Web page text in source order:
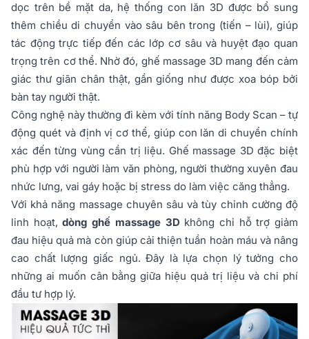
dọc trên bề mặt da, hệ thống con lăn 3D được bổ sung
thêm chiều di chuyển vào sâu bên trong (tiến – lùi), giúp
tác động trực tiếp đến các lớp cơ sâu và huyệt đạo quan
trọng trên cơ thể. Nhờ đó, ghế massage 3D mang đến cảm
giác thư giãn chân thật, gần giống như được xoa bóp bởi
bàn tay người thật.
Công nghệ này thường đi kèm với tính năng Body Scan – tự
động quét và định vị cơ thể, giúp con lăn di chuyển chính
xác đến từng vùng cần trị liệu. Ghế massage 3D đặc biệt
phù hợp với người làm văn phòng, người thường xuyên đau
nhức lưng, vai gáy hoặc bị stress do làm việc căng thẳng.
Với khả năng massage chuyên sâu và tùy chỉnh cường độ
linh hoạt,dòng ghế massage 3D không chỉ hỗ trợ giảm
đau hiệu quả mà còn giúp cải thiện tuần hoàn máu và nâng
cao chất lượng giấc ngủ. Đây là lựa chọn lý tưởng cho
những ai muốn cân bằng giữa hiệu quả trị liệu và chi phí
đầu tư hợp lý.